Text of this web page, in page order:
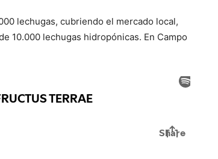
lechugas, cubriendo el mercado local,
10.000 lechugas hidropónicas. En Campo